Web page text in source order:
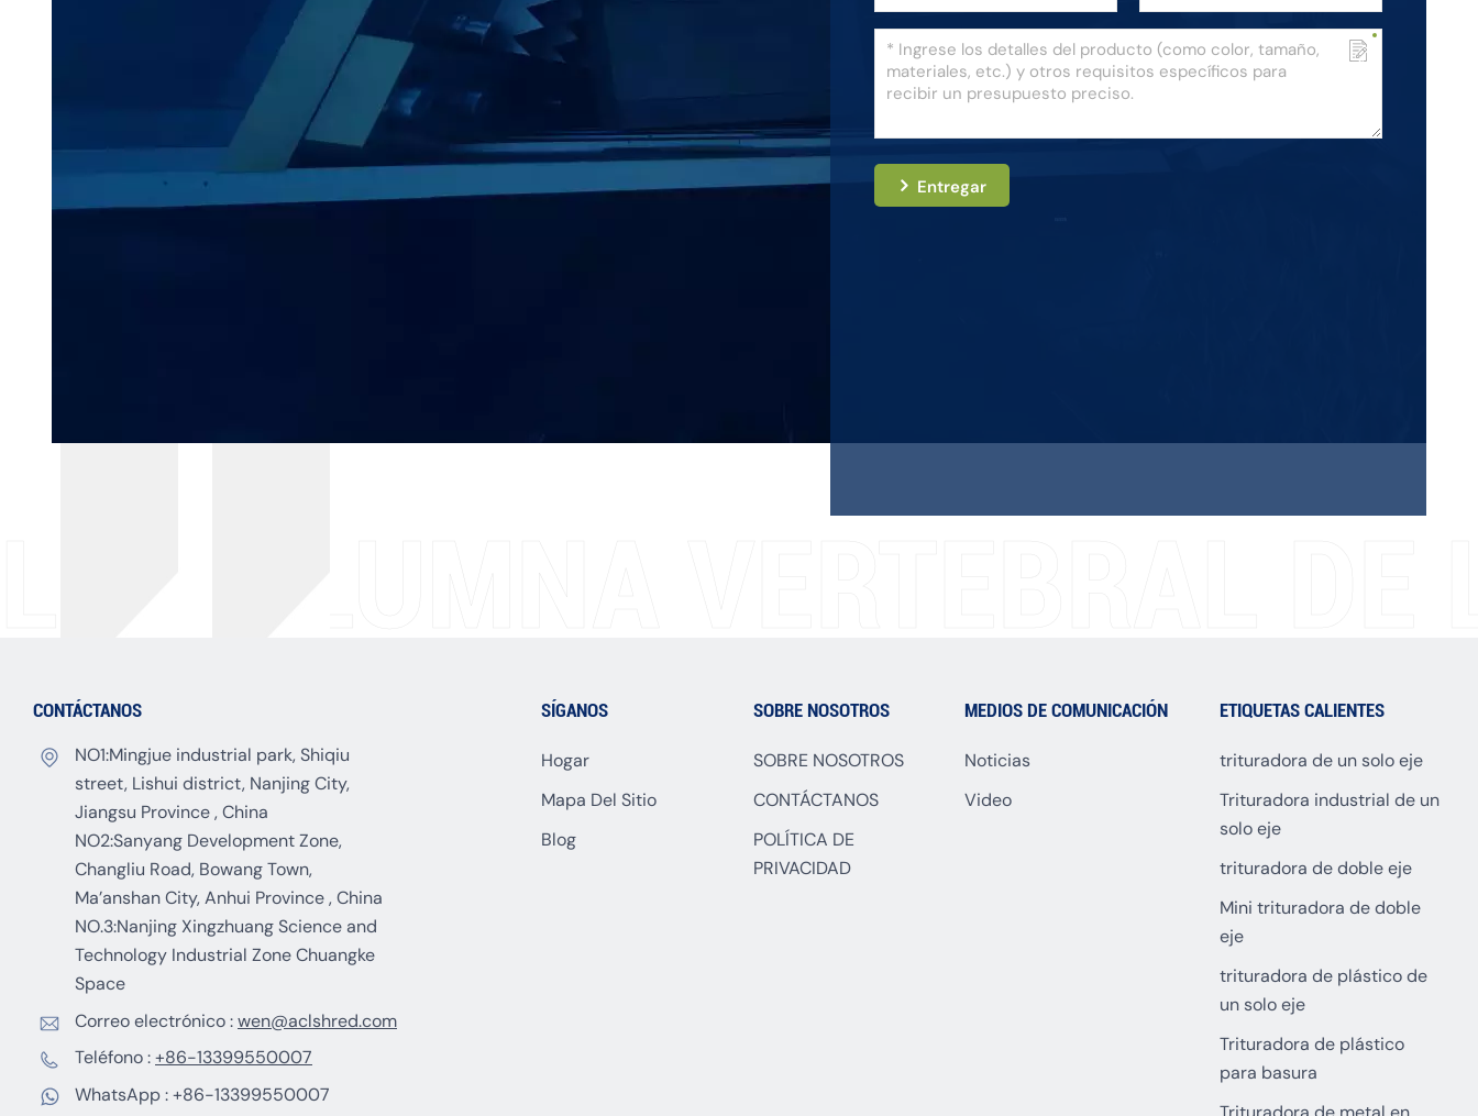
Entregar
LA COLUMNA VERTEBRAL
CONTÁCTANOS
NO1:Mingjue industrial park, Shiqiu
street, Lishui district, Nanjing City,
Jiangsu Province , China
NO2:Sanyang Development Zone,
Changliu Road, Bowang Town,
Ma’anshan City, Anhui Province , China
NO.3:Nanjing Xingzhuang Science and
Technology Industrial Zone Chuangke
Space
Correo electrónico :wen@aclshred.com
Teléfono :+86-13399550007
WhatsApp :+86-13399550007
ETIQUETAS CALIENTES
trituradora de un solo eje
Trituradora industrial de un
solo eje
trituradora de doble eje
Mini trituradora de doble
eje
trituradora de plástico de
un solo eje
Trituradora de plástico
para basura
MEDIOS DE COMUNICACIÓN
Noticias
Video
SOBRE NOSOTROS
SOBRE NOSOTROS
CONTÁCTANOS
POLÍTICA DE
PRIVACIDAD
SÍGANOS
Hogar
Mapa Del Sitio
Blog